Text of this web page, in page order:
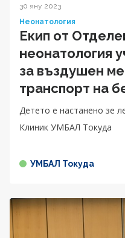
30 яну 2023
Неонатология
Екип от
неонатология
за въздушен
транспорт на
Детето е настанено зе
Клиник УМБАЛ Токуда
УМБАЛ Токуда